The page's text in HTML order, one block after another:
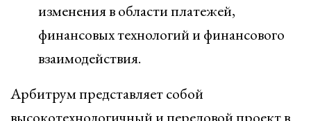
изменения в области платежей,
финансовых технологий и финансового
взаимодействия.
Арбитрум представляет собой